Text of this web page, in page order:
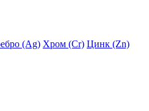
(Ag) Хром (Cr) Цинк (Zn)